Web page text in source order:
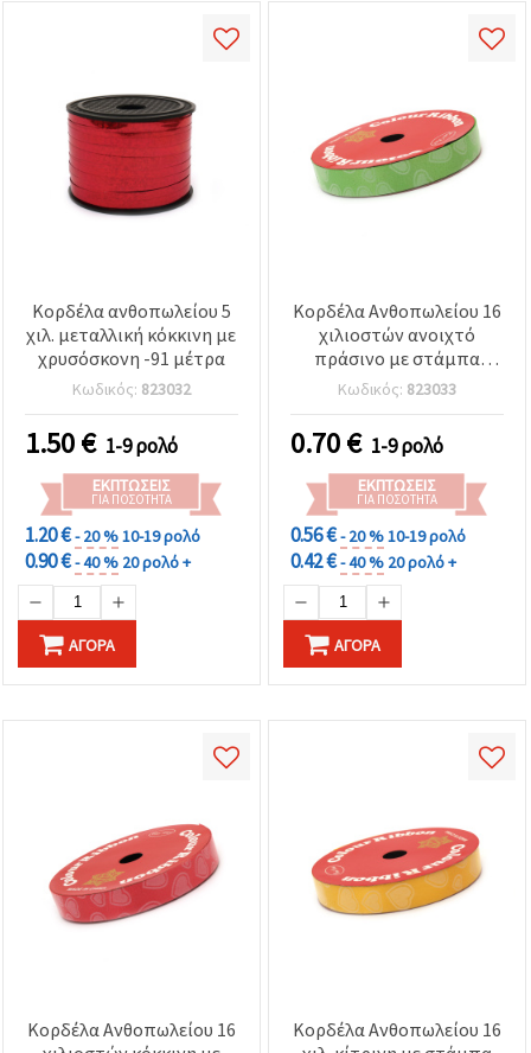
Κορδέλα ανθοπωλείου 5
χιλ. μεταλλική κόκκινη με
χρυσόσκονη -91 μέτρα
Κωδικός: 823032
1.50€ 1-9 ρολό
ΕΚΠΤΏΣΕΙΣ
ΓΙΑ ΠΟΣΌΤΗΤΑ
1.20 €- 20 %10-19 ρολό
0.90 €- 40 % 20 ρολό +
ΑΓΟΡΆ
Κορδέλα Ανθοπωλείου 16
χιλιοστών ανοιχτό
πράσινο με στάμπα
καρδιές - 9 μέτρα
Κωδικός: 823033
0.70€ 1-9 ρολό
ΕΚΠΤΏΣΕΙΣ
ΓΙΑ ΠΟΣΌΤΗΤΑ
0.56 €- 20 %10-19 ρολό
0.42 €- 40 % 20 ρολό +
ΑΓΟΡΆ
Κορδέλα Ανθοπωλείου 16
Κορδέλα Ανθοπωλείου 16